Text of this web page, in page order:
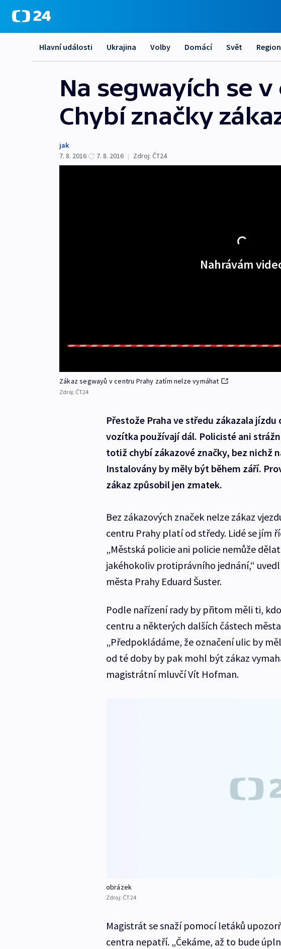
Hlavní události Ukrajina Volby Domácí Svět
Na segwayích se
Chybí značky
jak
7. 8. 2016
7. 8. 2016 | Zdroj: ČT24
Nahrávám
Zákaz segwayů v centru Prahy zatím nelze vymáhat
Zdroj: ČT24
Přestože Praha ve středu zákazala
vozítka používají dál. Policisté ani
totiž chybí zákazové značky, bez nichž
Instalovány by měly být během září.
zákaz způsobil jen zmatek.
Bez zákazových značek nelze zákaz
centru Prahy platí od středy. Lidé se jím
„Městská policie ani policie nemůže
jakéhokoliv protiprávního jednání,“
města Prahy Eduard Šuster.
Podle nařízení rady by přitom měli ti,
centru a některých dalších částech
„Předpokládáme, že označení ulic by
od té doby by pak mohl být zákaz
magistrátní mluvčí Vít Hofman.
obrázek
Zdroj: ČT24
Magistrát se snaží pomocí letáků
centra nepatří. „Čekáme, až to bude